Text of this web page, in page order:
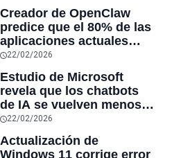
RAM y mucho más
Creador de OpenClaw
predice que el 80% de las
aplicaciones actuales
desaparecerán en el
las aplicaciones con
sensores únicos o
conexiones especiales a
hardware
22/02/2026
Estudio de Microsoft
revela que los chatbots
de IA se vuelven menos
confiables mientras más
tiempo hablas con ellos:
la falta de confiabilidad
22/02/2026
Actualización de
Windows 11 corrige error